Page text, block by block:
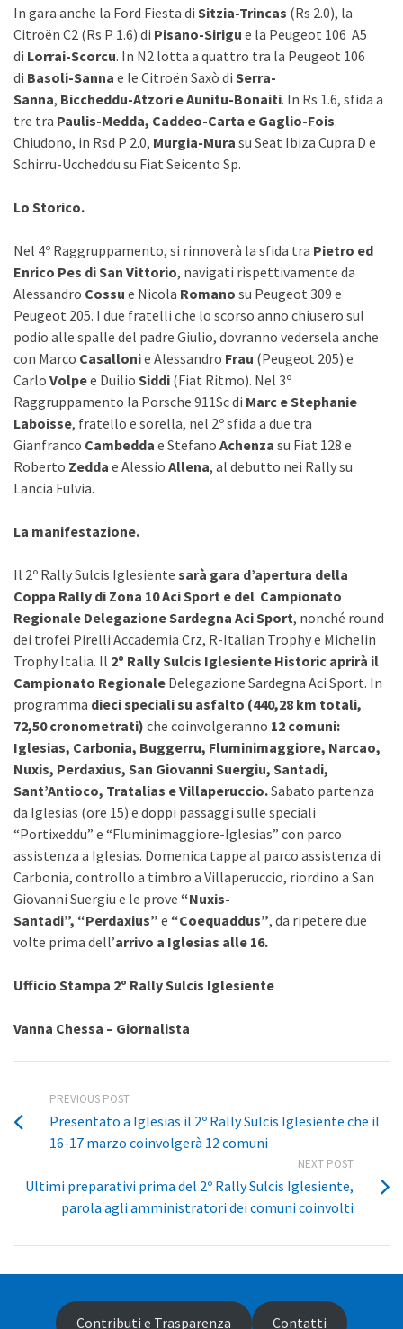
In gara anche la Ford Fiesta di Sitzia-Trincas (Rs 2.0), la
Citroën C2 (Rs P 1.6) di Pisano-Sirigu e la Peugeot 106 A5
di Lorrai-Scorcu. In N2 lotta a quattro tra la Peugeot 106
di Basoli-Sanna e le Citroën Saxò di Serra-
Sanna, Biccheddu-Atzori e Aunitu-Bonaiti. In Rs 1.6, sfida a
tre tra Paulis-Medda, Caddeo-Carta e Gaglio-Fois.
Chiudono, in Rsd P 2.0, Murgia-Mura su Seat Ibiza Cupra D e
Schirru-Uccheddu su Fiat Seicento Sp.
Lo Storico.
Nel 4º Raggruppamento, si rinnoverà la sfida tra Pietro ed
Enrico Pes di San Vittorio, navigati rispettivamente da
Alessandro Cossu e Nicola Romano su Peugeot 309 e
Peugeot 205. I due fratelli che lo scorso anno chiusero sul
podio alle spalle del padre Giulio, dovranno vedersela anche
con Marco Casallonie Alessandro Frau (Peugeot 205) e
Carlo Volpee Duilio Siddi (Fiat Ritmo). Nel 3º
Raggruppamento la Porsche 911Sc di Marc e Stephanie
Laboisse, fratello e sorella, nel 2º sfida a due tra
Gianfranco Cambedda e Stefano Achenza su Fiat 128 e
Roberto Zedda e Alessio Allena, al debutto nei Rally su
Lancia Fulvia.
La manifestazione.
Il 2º Rally Sulcis Iglesiente sarà gara d’apertura della
Coppa Rally di Zona 10 Aci Sport e del Campionato
Regionale Delegazione Sardegna Aci Sport, nonché round
dei trofei Pirelli Accademia Crz, R-Italian Trophy e Michelin
Trophy Italia. Il 2º Rally Sulcis Iglesiente Historic aprirà il
Campionato Regionale Delegazione Sardegna Aci Sport. In
programma dieci speciali su asfalto (440,28 km totali,
72,50 cronometrati) che coinvolgeranno 12 comuni:
Iglesias, Carbonia, Buggerru, Fluminimaggiore, Narcao,
Nuxis, Perdaxius, San Giovanni Suergiu, Santadi,
Sant’Antioco, Tratalias e Villaperuccio.Sabato partenza
da Iglesias (ore 15) e doppi passaggi sulle speciali
“Portixeddu” e “Fluminimaggiore-Iglesias” con parco
assistenza a Iglesias. Domenica tappe al parco assistenza di
Carbonia, controllo a timbro a Villaperuccio, riordino a San
Giovanni Suergiu e le prove “Nuxis-
Santadi”, “Perdaxius” e “Coequaddus”, da ripetere due
volte prima dell’arrivo a Iglesias alle 16.
Ufficio Stampa 2º Rally Sulcis Iglesiente
Vanna Chessa – Giornalista
PREVIOUS POST
Presentato a Iglesias il 2º Rally Sulcis Iglesiente che il
16-17 marzo coinvolgerà 12 comuni
NEXT POST
Ultimi preparativi prima del 2º Rally Sulcis Iglesiente,
parola agli amministratori dei comuni coinvolti
Contributi e Trasparenza Contatti